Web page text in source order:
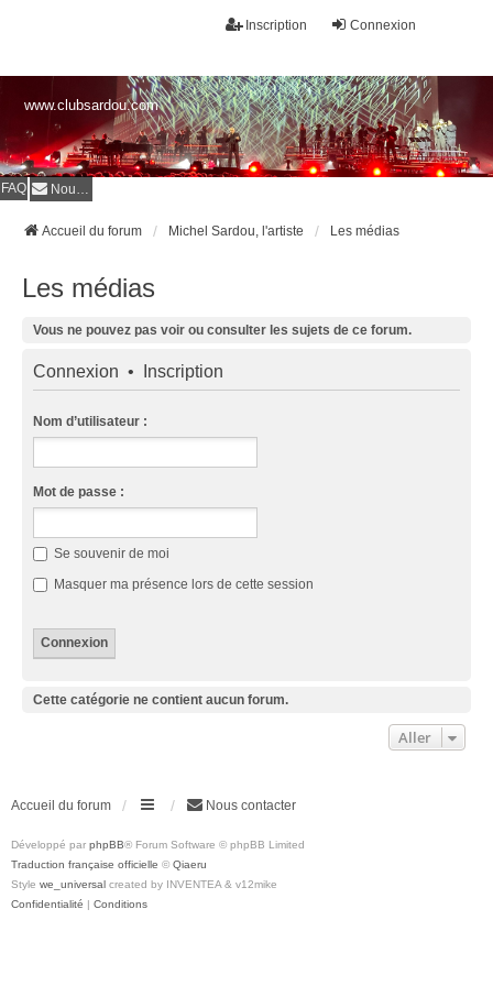
Connexion
Inscription
www.clubsardou.com
FAQ Nous contacter
Accueil du forum Michel Sardou, l'artiste Les médias
Les médias
Vous ne pouvez pas voir ou consulter les sujets de ce forum.
Connexion • Inscription
Nom d’utilisateur :
Mot de passe :
Se souvenir de moi
Masquer ma présence lors de cette session
Cette catégorie ne contient aucun forum.
Aller
Accueil du forum Nous contacter
Développé par phpBB® Forum Software © phpBB Limited
Traduction française officielle © Qiaeru
Style we_universal created by INVENTEA & v12mike
Confidentialité | Conditions